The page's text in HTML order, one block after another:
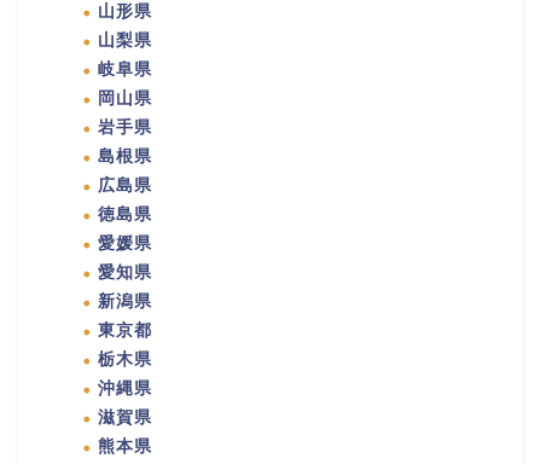
山形県
山梨県
岐阜県
岡山県
岩手県
島根県
広島県
徳島県
愛媛県
愛知県
新潟県
東京都
栃木県
沖縄県
滋賀県
熊本県